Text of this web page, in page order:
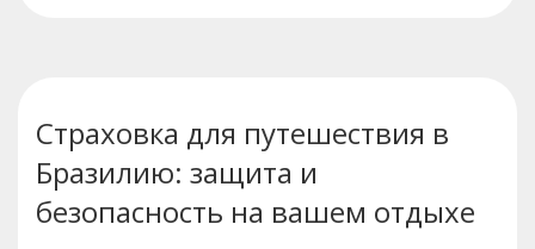
Страховка для путешествия в
Бразилию: защита и
безопасность на вашем отдыхе